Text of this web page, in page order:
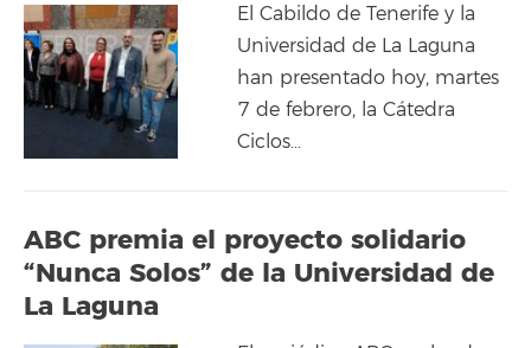
El Cabildo de Tenerife y la
Universidad de La Laguna
han presentado hoy, martes
7 de febrero, la Cátedra
Ciclos…
ABC premia el proyecto solidario
“Nunca Solos” de la Universidad de
La Laguna